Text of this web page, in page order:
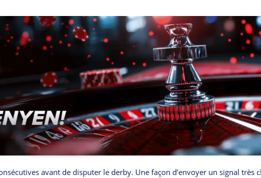
avant de disputer le derby. Une façon d’envoyer un signal très